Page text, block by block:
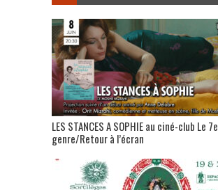
LES STANCES A SOPHIE au ciné-club Le 7e
genre/Retour à l’écran